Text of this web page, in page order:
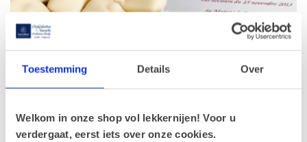
Toestemming Details Over
Welkom in onze shop vol lekkernijen! Voor u
verdergaat, eerst iets over onze cookies.